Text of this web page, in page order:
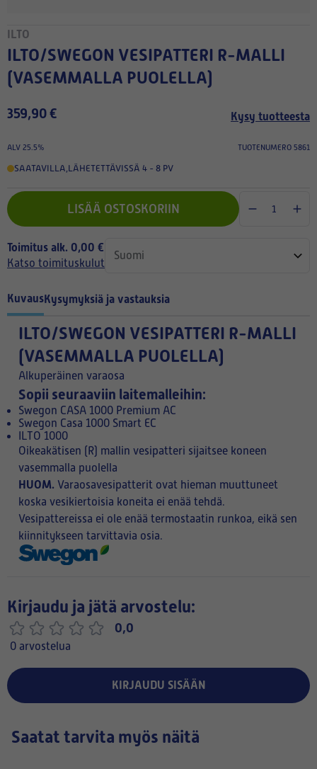
ILTO
ILTO/SWEGON VESIPATTERI R-MALLI
(VASEMMALLA PUOLELLA)
359,90 € Kysy tuotteesta
ALV 25.5% TUOTENUMERO 5861
SAATAVILLA LÄHETETTÄVISSÄ 4 - 8 PV
LISÄÄ OSTOSKORIIN
Toimitus alk. 0,00 €
Katso toimituskulut
KuvausKysymyksiä ja vastauksia
ILTO/SWEGON VESIPATTERI R-MALLI
(VASEMMALLA PUOLELLA)
Alkuperäinen varaosa
Sopii seuraaviin laitemalleihin:
Swegon CASA 1000 Premium AC
Swegon Casa 1000 Smart EC
ILTO 1000
Oikeakätisen (R) mallin vesipatteri sijaitsee koneen
vasemmalla puolella
HUOM. Varaosavesipatterit ovat hieman muuttuneet
koska vesikiertoisia koneita ei enää tehdä.
Vesipattereissa ei ole enää termostaatin runkoa, eikä sen
kiinnitykseen tarvittavia osia.
Kirjaudu ja jätä arvostelu:
0,0
0 arvostelua
KIRJAUDU SISÄÄN
Saatat tarvita myös näitä